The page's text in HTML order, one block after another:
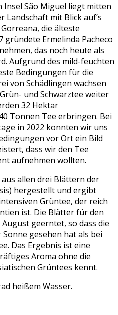
Insel São Miguel liegt mitten
Landschaft mit Blick auf’s
die älteste
gründete Ermelinda Pacheco
das noch heute als
Aufgrund des mild-feuchten
Bedingungen für die
von Schädlingen wachsen
und Schwarztee weiter
32 Hektar
Tonnen Tee erbringen. Bei
in 2022 konnten wir uns
vor Ort ein Bild
dass wir den Tee
aufnehmen wollten.
aus allen drei Blättern der
hergestellt und ergibt
Grüntee, der reich
ist. Die Blätter für den
geerntet, so dass die
gesehen hat als bei
Das Ergebnis ist eine
Aroma ohne die
Grüntees kennt.
heißem Wasser.